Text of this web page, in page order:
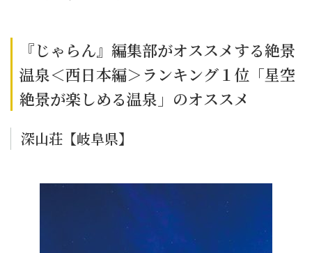
『じゃらん』編集部がオススメする絶景
温泉＜西日本編＞ランキング１位「星空
絶景が楽しめる温泉」のオススメ
深山荘【岐阜県】